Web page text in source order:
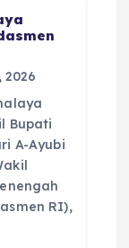
2026
Bupati
A-Ayubi
RI),